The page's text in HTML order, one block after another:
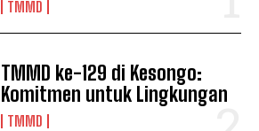
TMMD
TMMD ke-129 di Kesongo:
Komitmen untuk Lingkungan
TMMD